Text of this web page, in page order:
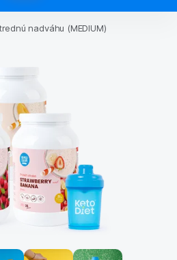
nadváhu (MEDIUM)